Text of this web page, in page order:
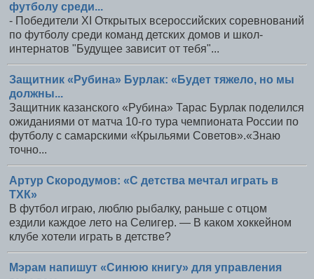
футболу среди...
- Победители XI Открытых всероссийских соревнований
по футболу среди команд детских домов и школ-
интернатов "Будущее зависит от тебя"...
Защитник «Рубина» Бурлак: «Будет тяжело, но мы
должны...
Защитник казанского «Рубина» Тарас Бурлак поделился
ожиданиями от матча 10-го тура чемпионата России по
футболу с самарскими «Крыльями Советов».«Знаю
точно...
Артур Скородумов: «С детства мечтал играть в
ТХК»
В футбол играю, люблю рыбалку, раньше с отцом
ездили каждое лето на Селигер. — В каком хоккейном
клубе хотели играть в детстве?
Мэрам напишут «Синюю книгу» для управления